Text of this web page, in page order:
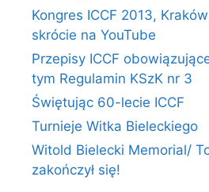
Kongres ICCF 2013,
skrócie na YouTube
Przepisy ICCF
tym Regulamin KSzK nr 3
Świętując 60-lecie ICCF
Turnieje Witka Bieleckiego
Witold Bielecki Memorial/
zakończył się!